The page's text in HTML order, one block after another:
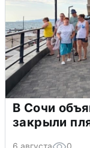
В Сочи
закрыли
6 августа 0